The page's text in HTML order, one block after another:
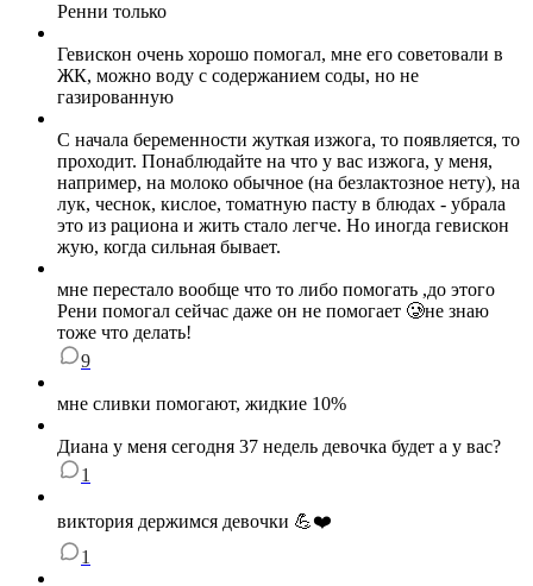
Ренни только
Гевискон очень хорошо помогал, мне его советовали в
ЖК, можно воду с содержанием соды, но не
газированную
С начала беременности жуткая изжога, то появляется, то
проходит. Понаблюдайте на что у вас изжога, у меня,
например, на молоко обычное (на безлактозное нету), на
лук, чеснок, кислое, томатную пасту в блюдах - убрала
это из рациона и жить стало легче. Но иногда гевискон
жую, когда сильная бывает.
мне перестало вообще что то либо помогать ,до этого
Рени помогал сейчас даже он не помогает 🥲не знаю
тоже что делать!
9
мне сливки помогают, жидкие 10%
Диана у меня сегодня 37 недель девочка будет а у вас?
1
виктория держимся девочки 💪❤️
1